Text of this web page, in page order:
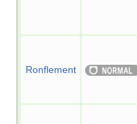
Ronflement